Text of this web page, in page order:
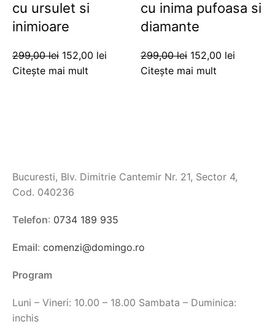
cu ursulet si
inimioare
299,00lei 152,00 lei
Citește mai mult
cu inima pufoasa si
diamante
299,00lei 152,00 lei
Citește mai mult
Bucuresti, Blv. Dimitrie Cantemir Nr. 21, Sector 4,
Cod. 040236
Telefon: 0734 189 935
Email: comenzi@domingo.ro
Program
Luni – Vineri: 10.00 – 18.00 Sambata – Duminica:
inchis